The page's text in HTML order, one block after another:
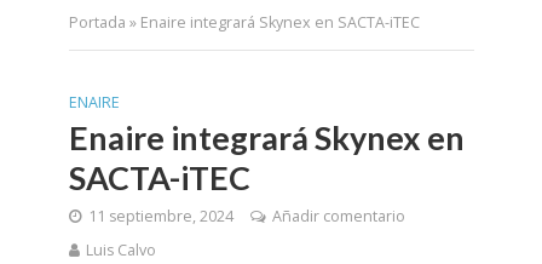
Portada » Enaire integrará Skynex en SACTA-iTEC
ENAIRE
Enaire integrará Skynex en
SACTA-iTEC
11 septiembre, 2024
Añadir comentario
Luis Calvo